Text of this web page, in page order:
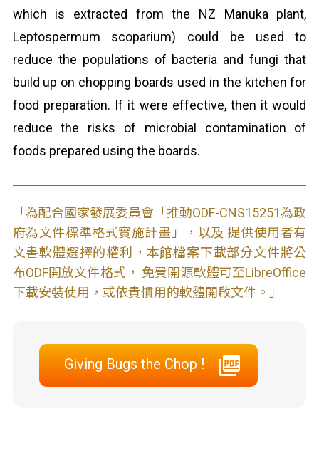
which is extracted from the NZ Manuka plant,
Leptospermum scoparium) could be used to
reduce the populations of bacteria and fungi that
build up on chopping boards used in the kitchen for
food preparation. If it were effective, then it would
reduce the risks of microbial contamination of
foods prepared using the boards.
「為配合國家發展委員會「推動ODF-CNS15251為政
府為文件標準格式實施計畫」，以及 提供使用者有
文書軟體選擇的權利，本館檔案下載部分文件將公
布ODF開放文件格式， 免費開源軟體可至LibreOffice
下載安裝使用，或依貴慣用的軟體開啟文件。」
Giving Bugs the Chop !